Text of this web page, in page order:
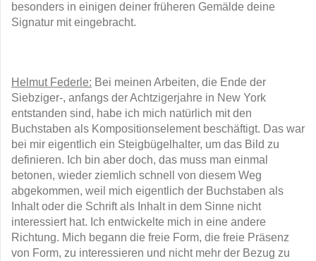
besonders in einigen deiner früheren Gemälde deine
Signatur mit eingebracht.
Helmut Federle: Bei meinen Arbeiten, die Ende der
Siebziger-, anfangs der Achtzigerjahre in New York
entstanden sind, habe ich mich natürlich mit den
Buchstaben als Kompositionselement beschäftigt. Das war
bei mir eigentlich ein Steigbügelhalter, um das Bild zu
definieren. Ich bin aber doch, das muss man einmal
betonen, wieder ziemlich schnell von diesem Weg
abgekommen, weil mich eigentlich der Buchstaben als
Inhalt oder die Schrift als Inhalt in dem Sinne nicht
interessiert hat. Ich entwickelte mich in eine andere
Richtung. Mich begann die freie Form, die freie Präsenz
von Form, zu interessieren und nicht mehr der Bezug zu